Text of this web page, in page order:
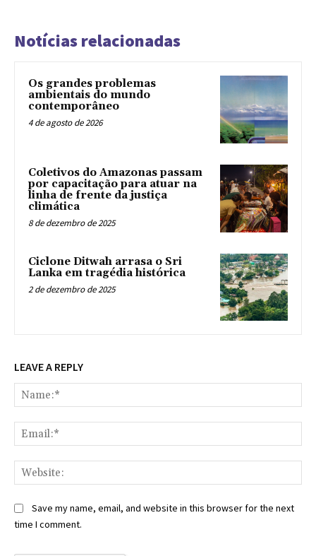
Notícias relacionadas
Os grandes problemas
ambientais do mundo
contemporâneo
4 de agosto de 2026
Coletivos do Amazonas passam
por capacitação para atuar na
linha de frente da justiça
climática
8 de dezembro de 2025
Ciclone Ditwah arrasa o Sri
Lanka em tragédia histórica
2 de dezembro de 2025
LEAVE A REPLY
Save my name, email, and website in this browser for the next
time I comment.